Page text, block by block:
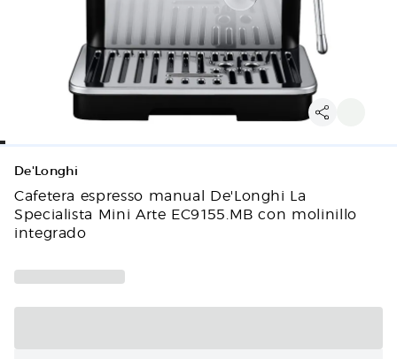
De'Longhi
Cafetera espresso manual De'Longhi La
Specialista Mini Arte EC9155.MB con molinillo
integrado